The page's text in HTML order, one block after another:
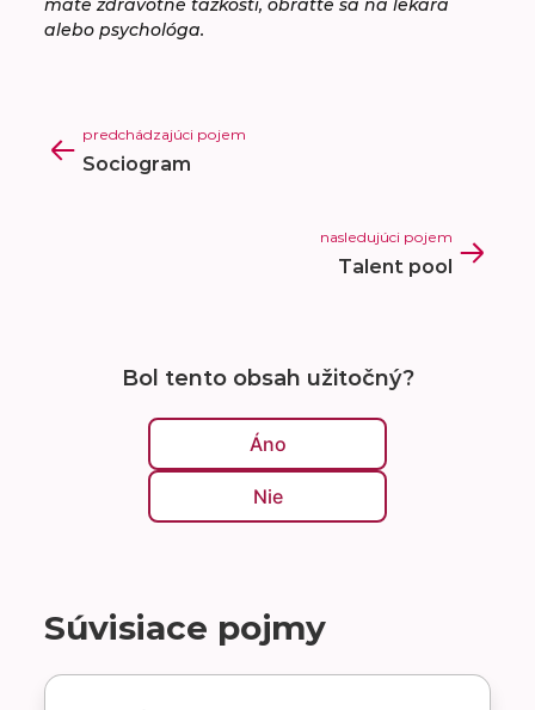
alebo psychológa.
predchádzajúci pojem
Sociogram
nasledujúci pojem
Talent pool
Bol tento obsah užitočný?
Áno
Nie
Súvisiace pojmy